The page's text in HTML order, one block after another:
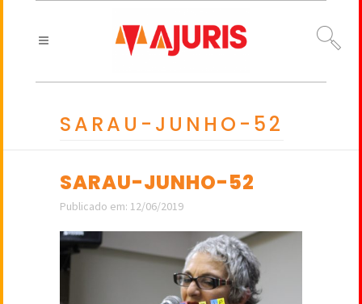
SARAU-JUNHO-52
SARAU-JUNHO-52
Publicado em: 12/06/2019